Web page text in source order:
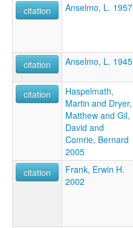
citation
Anselmo, L. 1957
citation
Anselmo, L. 1945
citation
Haspelmath,
Martin and Dryer,
Matthew and Gil,
David and
Comrie, Bernard
2005
citation
Frank, Erwin H.
2002